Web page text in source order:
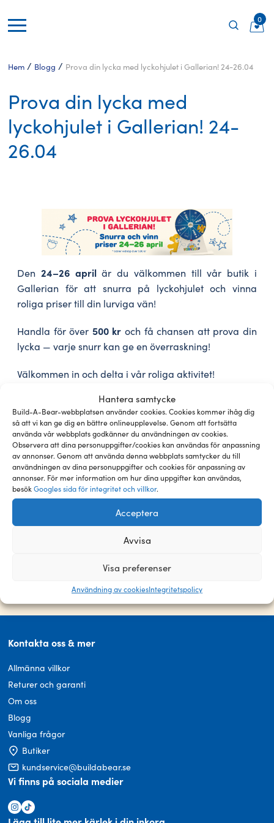
Hantera samtycke
Build-A-Bear-webbplatsen använder cookies. Cookies kommer ihåg dig
så att vi kan ge dig en bättre onlineupplevelse. Genom att fortsätta
använda vår webbplats godkänner du användningen av cookies.
Observera att dina personuppgifter/cookies kan användas för anpassning
av annonser. Genom att använda denna webbplats samtycker du till
användningen av dina personuppgifter och cookies för anpassning av
annonser. För mer information om hur dina uppgifter kan användas,
besök Googles sida för integritet och villkor.
Acceptera
Avvisa
Visa preferenser
Användning av cookiesIntegritetspolicy
0
Hem / Blogg / Prova din lycka med lyckohjulet i Gallerian! 24-26.04
Prova din lycka med
lyckohjulet i Gallerian! 24-
26.04
Den24–26 aprilär du välkommen till vår butik i
Gallerian för att snurra på lyckohjulet och vinna
roliga priser till din lurviga vän!
Handla för över 500 kr och få chansen att prova din
lycka — varje snurr kan ge en överraskning!
Välkommen in och delta i vår roliga aktivitet!
* Gäller vid köp över 500 kr
← Tillbaka till andra blogginlägg
23.04.2026
Prenumerera på vårt nyhetsbrev via formuläret!
Kontakta oss & mer
Allmänna villkor
Returer och garanti
Om oss
Blogg
Vanliga frågor
Butiker
kundservice@buildabear.se
Vi finns på sociala medier